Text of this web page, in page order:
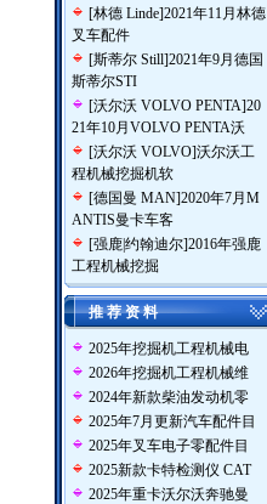
[林德 Linde]2021年11月林德
叉车配件
[斯蒂尔 Still]2021年9月德国
斯蒂尔STI
[沃尔沃 VOLVO PENTA]20
21年10月VOLVO PENTA沃
[沃尔沃 VOLVO]沃尔沃工
程机械挖掘机软
[德国曼 MAN]2020年7月M
ANTIS曼卡车客
[强鹿|约翰迪尔]2016年强鹿
工程机械挖掘
推 荐 资 料
2025年挖掘机工程机械电
2026年挖掘机工程机械维
2024年新款柴油发动机零
2025年7月更新汽车配件目
2025年叉车电子零配件目
2025新款卡特检测仪 CAT
2025年重卡沃尔沃奔驰曼